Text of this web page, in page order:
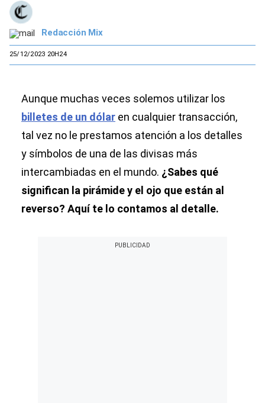
Redacción Mix
25/12/2023 20H24
Aunque muchas veces solemos utilizar los
billetes de un dólar en cualquier transacción,
tal vez no le prestamos atención a los detalles
y símbolos de una de las divisas más
intercambiadas en el mundo. ¿Sabes qué
significan la pirámide y el ojo que están al
reverso? Aquí te lo contamos al detalle.